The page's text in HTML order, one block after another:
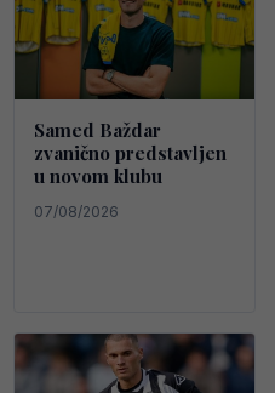
Samed Baždar
zvanično predstavljen
u novom klubu
07/08/2026